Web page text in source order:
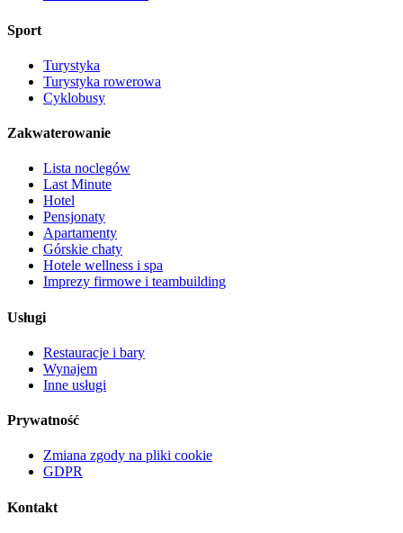
Sport
Turystyka
Turystyka rowerowa
Cyklobusy
Zakwaterowanie
Lista noclegów
Last Minute
Hotel
Pensjonaty
Apartamenty
Górskie chaty
Hotele wellness i spa
Imprezy firmowe i teambuilding
Usługi
Restauracje i bary
Wynajem
Inne usługi
Prywatność
Zmiana zgody na pliki cookie
GDPR
Kontakt